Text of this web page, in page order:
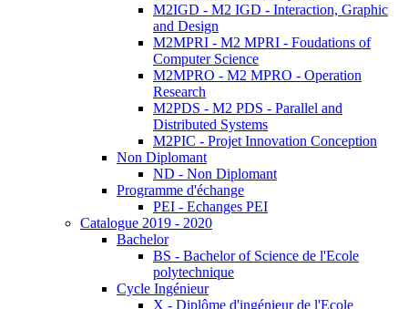
M2IGD - M2 IGD - Interaction, Graphic
and Design
M2MPRI - M2 MPRI - Foudations of
Computer Science
M2MPRO - M2 MPRO - Operation
Research
M2PDS - M2 PDS - Parallel and
Distributed Systems
M2PIC - Projet Innovation Conception
Non Diplomant
ND - Non Diplomant
Programme d'échange
PEI - Echanges PEI
Catalogue 2019 - 2020
Bachelor
BS - Bachelor of Science de l'Ecole
polytechnique
Cycle Ingénieur
X - Diplôme d'ingénieur de l'Ecole